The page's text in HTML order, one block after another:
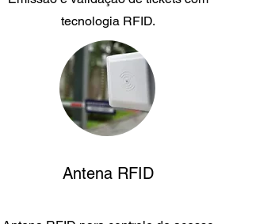
tecnologia RFID.
Antena RFID